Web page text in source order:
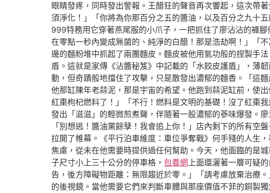
眼睛發疼，同時發出警報。王醋狂的聲音再次響起，這次帶
須淨化！」「你將為你那百分之五的醬油，以及百分之九十
999特務用它穿著燕尾服的小爪子，一把抓住了廖沾沾的褲
在零點一秒內變成無菌的、純淨的白醋！那是浩劫啊！」「
邊的麵粉堆中抓起了兩團麵皮。麵皮被他用氣功般的捏製手
盾。這就是家傳《沾醬秘笈》中記載的「水餃皮護盾」，薄
動，但奇蹟般地擋住了攻擊，只是散發出濃郁的麵香。「這
他那缸陳年老蒜泥，那是宇宙的希望。他跑到蒜泥缸前，使
紅棗枸杞燃料了！」「不行！燃料是文明的基礎！沒了紅棗
發出「滋滋」的輕微煎煮聲，伴隨著一股濃郁的蔘味爆發。
「別想逃！醬油黨餘孽！我會追上你！」店內剩下的所有空
拉開了帷幕。《平行泊車維度：車位爭奪戰》何手殘的人生
焦慮，從未在他需要時提供過任何幫助。今天，他面臨的是
子尺寸小上三十公分的停車格， 包養網上面還灑著一層可疑
告，後方障礙物距離：無限趨近於零。」「請考慮放棄治療
的後視鏡。當他需要它們來判斷車體與那座價值不菲的銅製